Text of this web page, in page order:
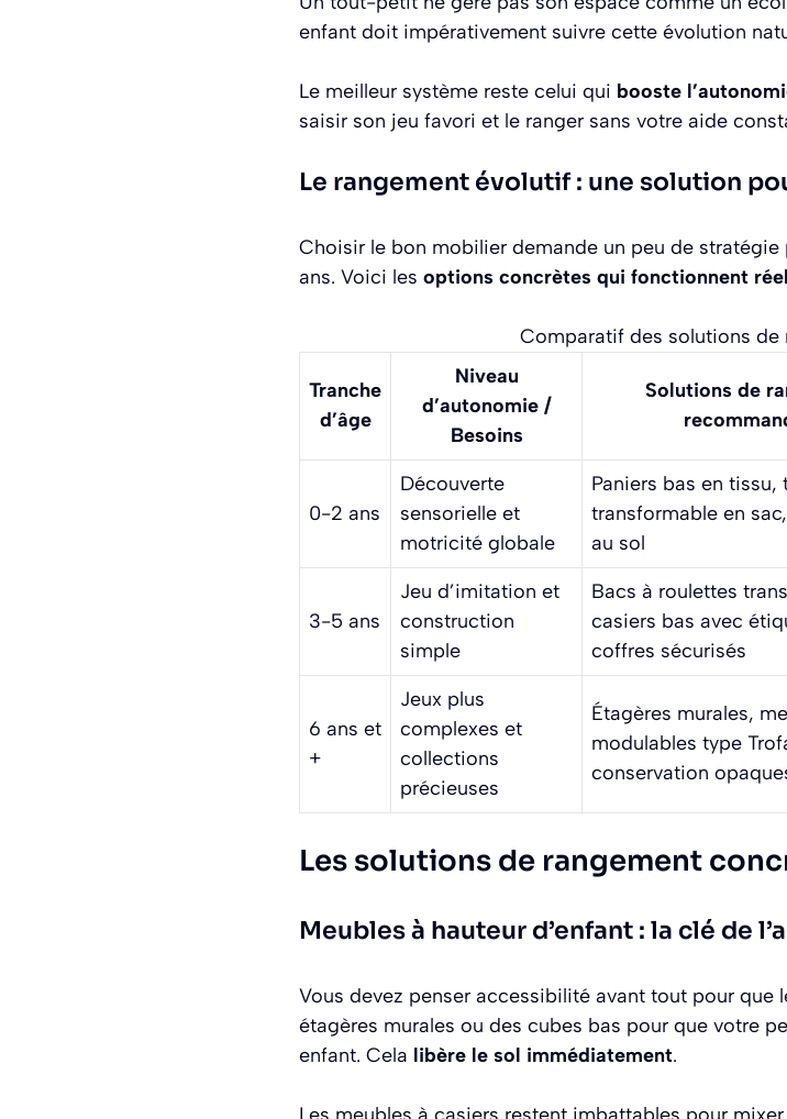
enfant doit impérativement suivre cette évolution
Le meilleur système reste celui qui booste
saisir son jeu favori et le ranger sans votre aide
Le rangement évolutif : une solution
Choisir le bon mobilier demande un peu de
ans. Voici les options concrètes qui fonctionnent
Comparatif des solutions de
Tranche
d’âge
Niveau
d’autonomie /
Besoins
Solutions de
0-2 ans
Découverte
sensorielle et
motricité globale
Paniers bas en tissu,
transformable en
au sol
3-5 ans
Jeu d’imitation et
construction
simple
Bacs à roulettes
casiers bas avec
coffres sécurisés
6 ans et
+
Jeux plus
complexes et
collections
précieuses
Étagères murales,
modulables type
conservation
Les solutions de rangement
Meubles à hauteur d’enfant : la clé de
Vous devez penser accessibilité avant tout pour que
étagères murales ou des cubes bas pour que votre
enfant. Cela libère le sol immédiatement.